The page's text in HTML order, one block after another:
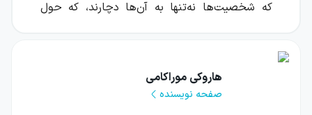
که شخصیت‌ها نه‌تنها به آن‌ها دچارند، که حول
گوشه و کنار تنهایی کسانی که عزیزی را از دست
داده‌اند، چه می‌گذرد؛ شخصیت‌هایی که به
هاروکی موراکامی
صفحه نویسنده